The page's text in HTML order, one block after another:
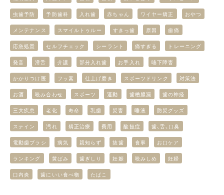
虫歯予防 予防歯科 入れ歯 赤ちゃん ワイヤー矯正 おやつ
メンテナンス スマイルトゥルー すきっ歯 原因 歯痛
応急処置 セルフチェック シーラント 痛すぎる トレーニング
発音 滑舌 介護 部分入れ歯 お手入れ 嚥下障害
かかりつけ医 フッ素 仕上げ磨き スポーツドリンク 対策法
お酒 咬み合わせ スポーツ 運動 歯槽膿漏 歯の神経
三大疾患 老化 寿命 乳歯 災害 唾液 防災グッズ
ステイン 汚れ 矯正治療 費用 酸蝕症 歯、舌、口臭
電動歯ブラシ 病気 親知らず 抜歯 食事 お口ケア
ランキング 黄ばみ 歯ぎしり 妊娠 咬みしめ 妊婦
口内炎 歯にいい食べ物 たばこ